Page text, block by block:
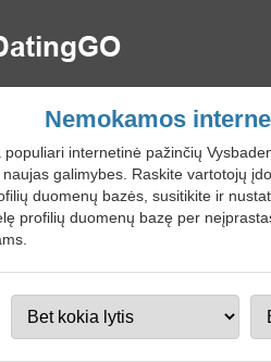
Nemokamos
populiari internetinė pažinčių
galimybes. Raskite vartotojų
duomenų bazės, susitikite ir
profilių duomenų bazę per